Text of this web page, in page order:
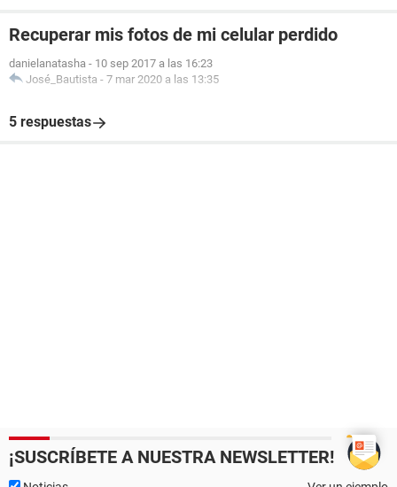
Recuperar mis fotos de mi celular perdido
danielanatasha - 10 sep 2017 a las 16:23
José_Bautista - 7 mar 2020 a las 13:35
5 respuestas
¡SUSCRÍBETE A NUESTRA NEWSLETTER!